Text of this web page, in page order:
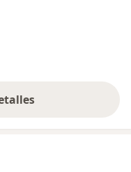
venosa
la experiencia